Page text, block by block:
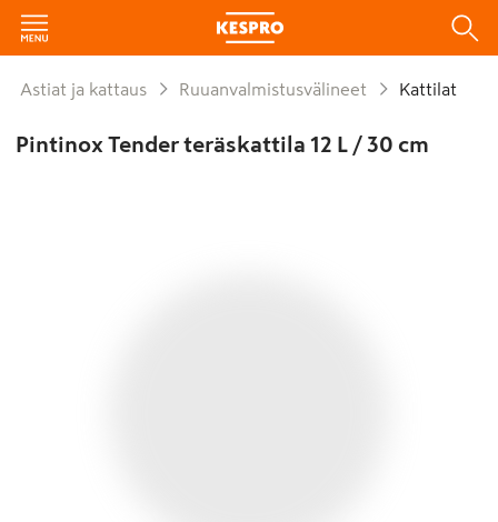
Astiat ja kattaus Ruuanvalmistusvälineet Kattilat
Pintinox Tender teräskattila 12 L / 30 cm